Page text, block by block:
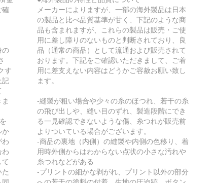
の
す
記
か
メーカーによりますが、一部の海外製品は日本
の製品と比べ品質基準が甘く、下記のような商
品も含まれますが、これらの製品は販売・ご使
用に差し障りのないものと判断されており、良
品（通常の商品）として流通および販売されて
おります。下記をご確認いただきまして、ご着
用に差支えない内容はどうかご容赦お願い致し
ます。
-縫製が粗い場合や少々の糸のほつれ、若干の糸
の飛び出しや、縫い目のずれ、製造段階にでき
る一見確認できないような傷、糸つれが販売前
よりついている場合がございます。
-商品の裏地（内側）の縫製や内側の色移り、着
用時外側からはわからない点状の小さな汚れや
糸つれなどがある
-プリントの細かな剥がれ、プリント以外の部分